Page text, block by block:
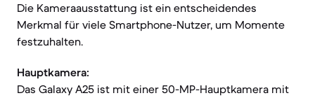
Die Kameraausstattung ist ein entscheidendes
Merkmal für viele Smartphone-Nutzer, um Momente
festzuhalten.
Hauptkamera:
Das Galaxy A25 ist mit einer 50-MP-Hauptkamera mit